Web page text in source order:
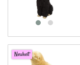
Neuheit